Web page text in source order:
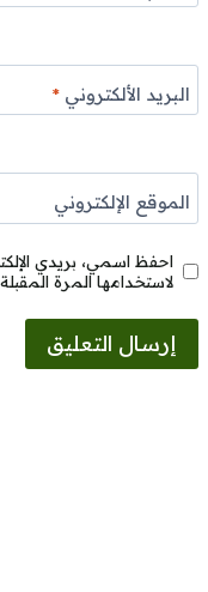
البريد الألكتروني*
الموقع الإلكتروني
احفظ اسمي، بريدي
لاستخدامها المرة